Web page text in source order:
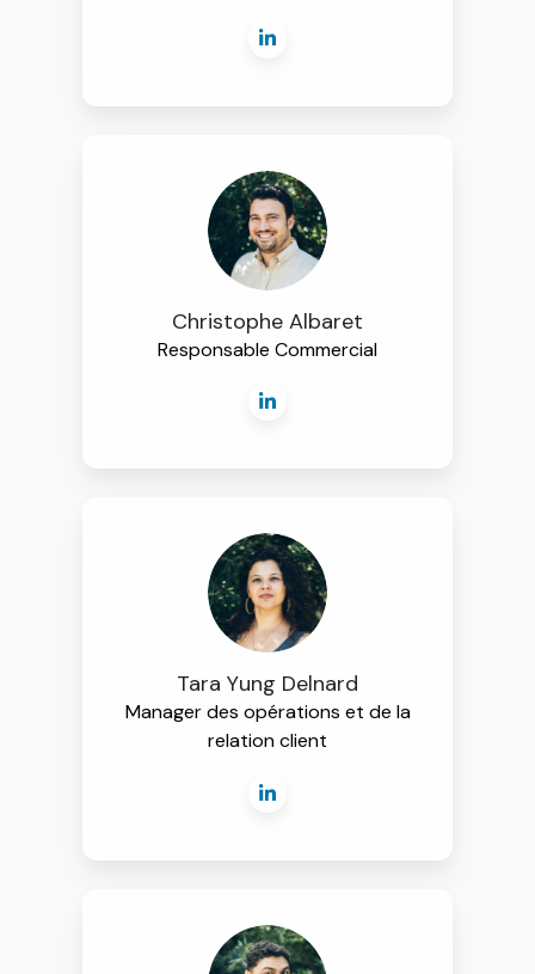
Christophe Albaret
Responsable Commercial
Tara Yung Delnard
Manager des opérations et de la
relation client